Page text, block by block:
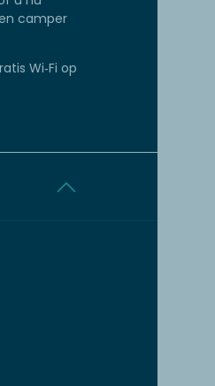
camper
Wi‑Fi op